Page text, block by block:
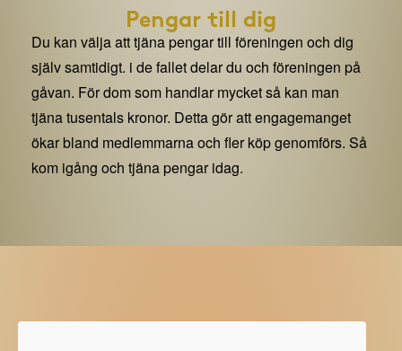
Pengar till dig
Du kan välja att tjäna pengar till föreningen och dig
själv samtidigt. i de fallet delar du och föreningen på
gåvan. För dom som handlar mycket så kan man
tjäna tusentals kronor. Detta gör att engagemanget
ökar bland medlemmarna och fler köp genomförs. Så
kom igång och tjäna pengar idag.